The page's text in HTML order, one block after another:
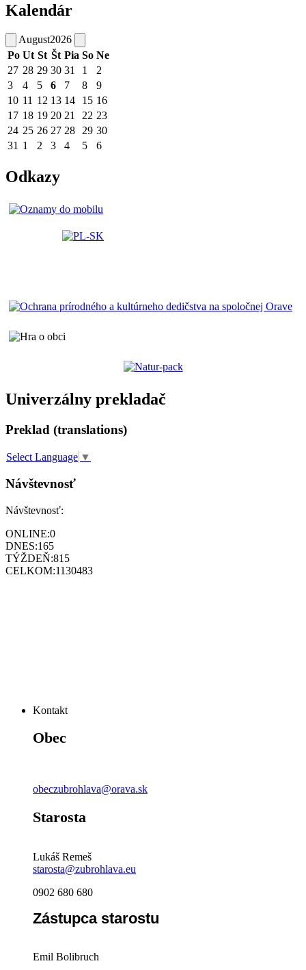
Kalendár
August2026
Po Ut St Št Pia So Ne
27 28 29 30 31 1
2
3
4 5 6 7 8
9
10 11 12 13 14 15 16
17 18 19 20 21 22 23
24 25 26 27 28 29 30
31 1 2 3 4 5 6
Odkazy
Univerzálny prekladač
Preklad (translations)
Select Language ▼
Návštevnosť
Návštevnosť:
ONLINE:0
DNES:165
TÝŽDEŇ:815
CELKOM:1130483
Kontakt
Obec
obeczubrohlava@orava.sk
Starosta
Lukáš Remeš
starosta@zubrohlava.eu
0902 680 680
Zástupca starostu
Emil Bolibruch